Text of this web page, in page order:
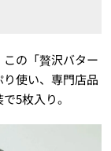
の「贅沢バター
使い、専門店品
5枚入り。